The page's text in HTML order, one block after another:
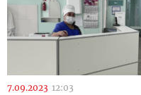
7.09.2023 12:03